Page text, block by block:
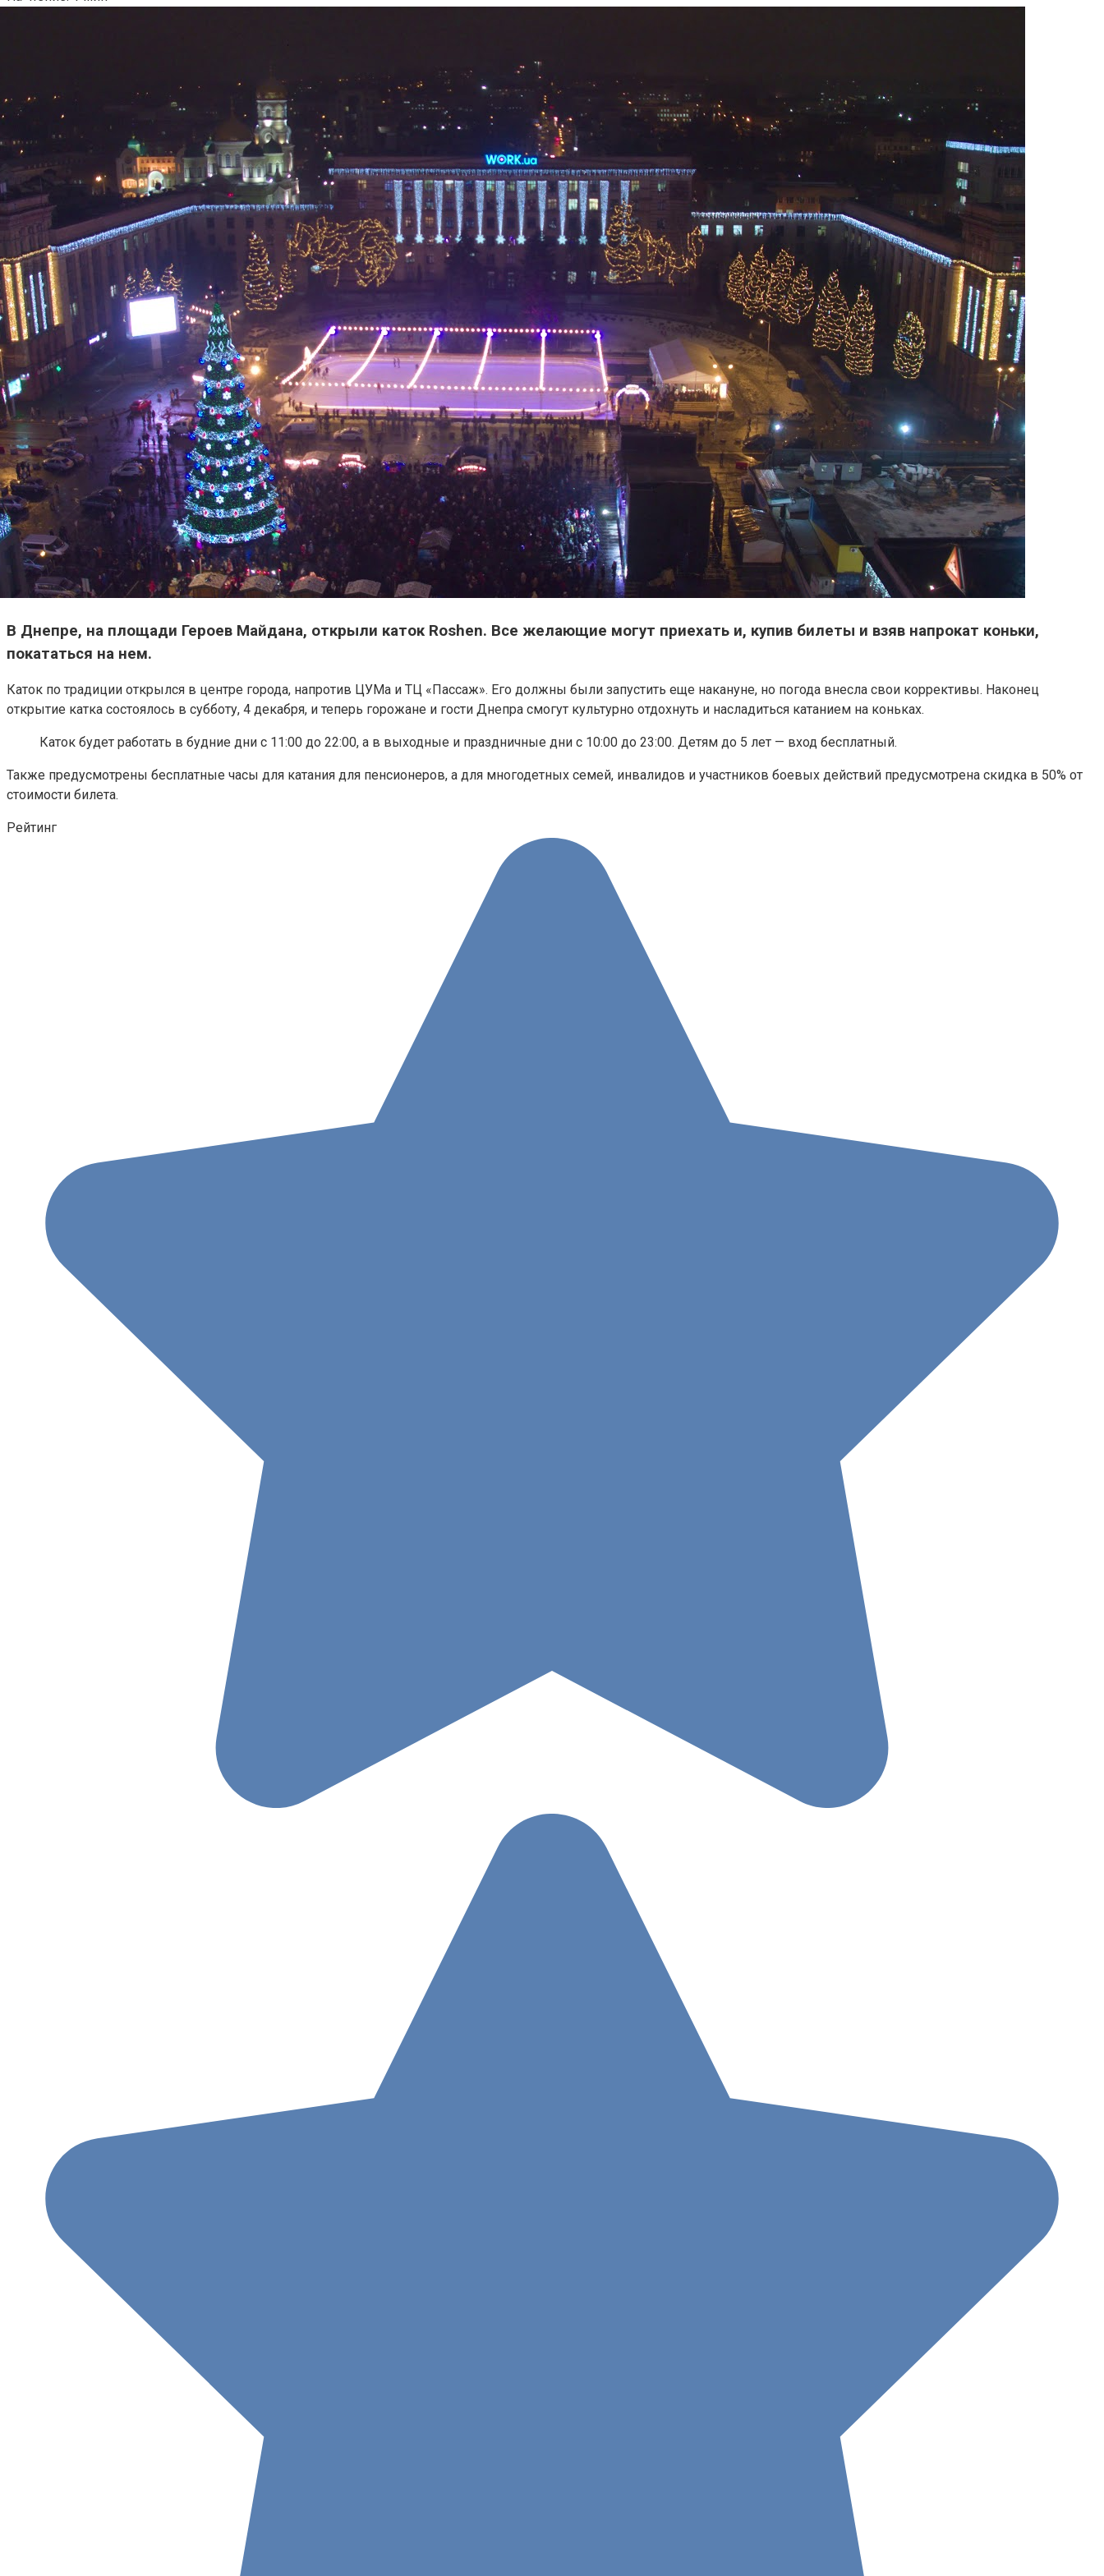
В Днепре, на площади Героев Майдана, открыли каток Roshen. Все желающие могут приехать и, купив билеты и взяв напрокат коньки,
покататься на нем.
Каток по традиции открылся в центре города, напротив ЦУМа и ТЦ «Пассаж». Его должны были запустить еще накануне, но погода внесла свои коррективы. Наконец
открытие катка состоялось в субботу, 4 декабря, и теперь горожане и гости Днепра cмогут культурно отдохнуть и насладиться катанием на коньках.
Каток будет работать в будние дни с 11:00 до 22:00, а в выходные и праздничные дни с 10:00 до 23:00. Детям до 5 лет — вход бесплатный.
Также предусмотрены бесплатные часы для катания для пенсионеров, а для многодетных семей, инвалидов и участников боевых действий предусмотрена скидка в 50% от
стоимости билета.
Рейтинг